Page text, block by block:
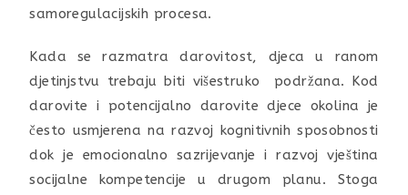
samoregulacijskih procesa.
Kada se razmatra darovitost, djeca u ranom
djetinjstvu trebaju biti višestruko podržana. Kod
darovite i potencijalno darovite djece okolina je
često usmjerena na razvoj kognitivnih sposobnosti
dok je emocionalno sazrijevanje i razvoj vještina
socijalne kompetencije u drugom planu. Stoga